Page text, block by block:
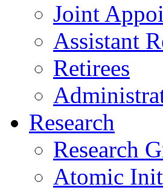
Joint
Assistant
Retirees
Research
Research
Atomic